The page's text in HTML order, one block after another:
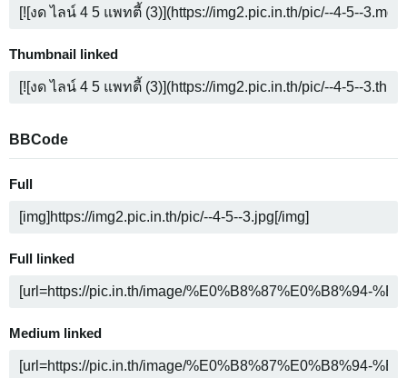
Thumbnail linked
BBCode
Full
Full linked
Medium linked